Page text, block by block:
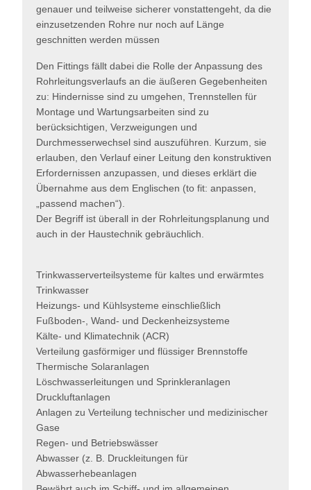
genauer und teilweise sicherer vonstattengeht, da die
einzusetzenden Rohre nur noch auf Länge
geschnitten werden müssen
Den Fittings fällt dabei die Rolle der Anpassung des
Rohrleitungsverlaufs an die äußeren Gegebenheiten
zu: Hindernisse sind zu umgehen, Trennstellen für
Montage und Wartungsarbeiten sind zu
berücksichtigen, Verzweigungen und
Durchmesserwechsel sind auszuführen. Kurzum, sie
erlauben, den Verlauf einer Leitung den konstruktiven
Erfordernissen anzupassen, und dieses erklärt die
Übernahme aus dem Englischen (to fit: anpassen,
„passend machen“).
Der Begriff ist überall in der Rohrleitungsplanung und
auch in der Haustechnik gebräuchlich.
Trinkwasserverteilsysteme für kaltes und erwärmtes
Trinkwasser
Heizungs- und Kühlsysteme einschließlich
Fußboden-, Wand- und Deckenheizsysteme
Kälte- und Klimatechnik (ACR)
Verteilung gasförmiger und flüssiger Brennstoffe
Thermische Solaranlagen
Löschwasserleitungen und Sprinkleranlagen
Druckluftanlagen
Anlagen zu Verteilung technischer und medizinischer
Gase
Regen- und Betriebswässer
Abwasser (z. B. Druckleitungen für
Abwasserhebeanlagen